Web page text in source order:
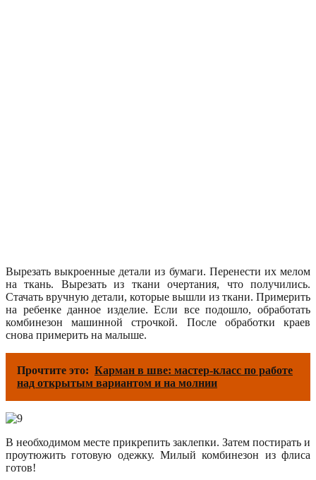
Вырезать выкроенные детали из бумаги. Перенести их мелом
на ткань. Вырезать из ткани очертания, что получились.
Стачать вручную детали, которые вышли из ткани. Примерить
на ребенке данное изделие. Если все подошло, обработать
комбинезон машинной строчкой. После обработки краев
снова примерить на малыше.
Прочтите это: Карман в шве: мастер-класс по работе
над открытым вариантом и на молнии
В необходимом месте прикрепить заклепки. Затем постирать и
проутюжить готовую одежку. Милый комбинезон из флиса
готов!